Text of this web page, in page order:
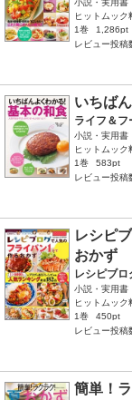
小説・実用書
ヒットムック
1巻
1,286pt
レビュー投稿
いちば
ライフ＆フ
小説・実用書
ヒットムック
1巻
583pt
レビュー投稿
レシピ
おかず
レシピブロ
小説・実用書
ヒットムック
1巻
450pt
レビュー投稿
簡単！